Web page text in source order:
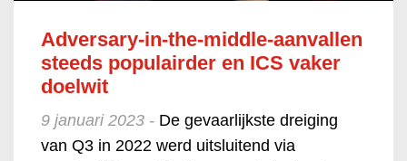
Adversary-in-the-middle-aanvallen
steeds populairder en ICS vaker
doelwit
9 januari 2023 - De gevaarlijkste dreiging
van Q3 in 2022 werd uitsluitend via